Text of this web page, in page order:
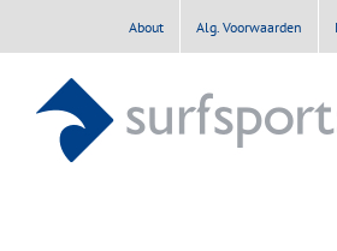
inhoud
About Alg. Voorwaarden